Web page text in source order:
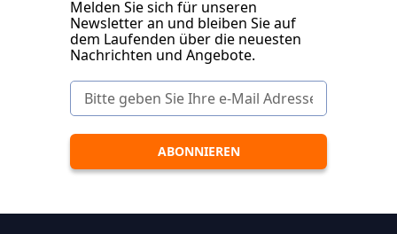
Melden Sie sich für unseren
Newsletter an und bleiben Sie auf
dem Laufenden über die neuesten
Nachrichten und Angebote.